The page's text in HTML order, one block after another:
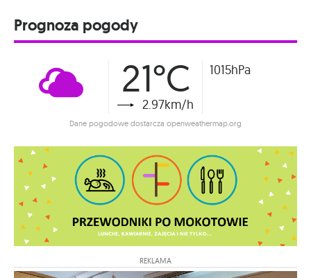
Prognoza pogody
21°C
2.97km/h
1015hPa
Dane pogodowe dostarcza openweathermap.org
REKLAMA